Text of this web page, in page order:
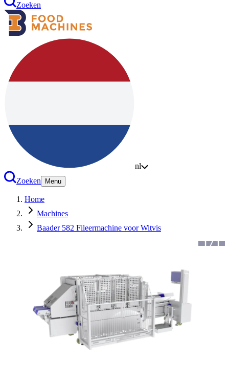
Zoeken
nl
Zoeken
Menu
Home
Machines
Baader 582 Fileermachine voor Witvis
1/1